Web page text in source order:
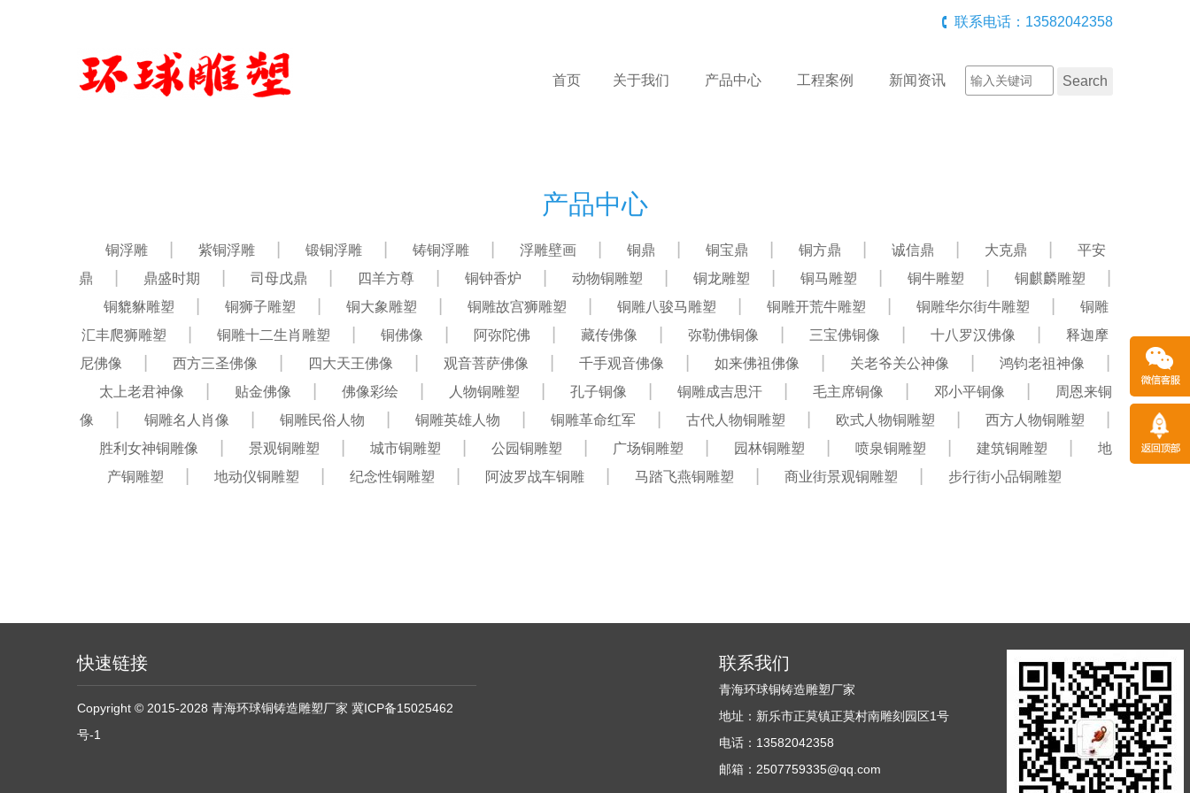
联系电话：13582042358
首页 关于我们 产品中心 工程案例 新闻资讯
产品中心
铜浮雕 紫铜浮雕 锻铜浮雕 铸铜浮雕 浮雕壁画 铜鼎 铜宝鼎 铜方鼎 诚信鼎 大克鼎
平安
鼎
鼎盛时期 司母戊鼎 四羊方尊 铜钟香炉 动物铜雕塑 铜龙雕塑 铜马雕塑 铜牛雕塑
铜麒麟雕塑
铜貔貅雕塑
铜狮子雕塑 铜大象雕塑 铜雕故宫狮雕塑 铜雕八骏马雕塑 铜雕开荒牛雕塑 铜雕华尔街牛雕塑
铜雕
汇丰爬狮雕塑
铜雕十二生肖雕塑 铜佛像 阿弥陀佛 藏传佛像 弥勒佛铜像 三宝佛铜像 十八罗汉佛像
释迦摩
尼佛像
西方三圣佛像 四大天王佛像 观音菩萨佛像 千手观音佛像 如来佛祖佛像 关老爷关公神像
鸿钧老祖神像
太上老君神像
贴金佛像 佛像彩绘 人物铜雕塑 孔子铜像 铜雕成吉思汗 毛主席铜像 邓小平铜像
周恩来铜
像
铜雕名人肖像 铜雕民俗人物 铜雕英雄人物 铜雕革命红军 古代人物铜雕塑 欧式人物铜雕塑
西方人物铜雕塑
胜利女神铜雕像
景观铜雕塑 城市铜雕塑 公园铜雕塑 广场铜雕塑 园林铜雕塑 喷泉铜雕塑 建筑铜雕塑
地
产铜雕塑
地动仪铜雕塑 纪念性铜雕塑 阿波罗战车铜雕 马踏飞燕铜雕塑 商业街景观铜雕塑 步行街小品铜雕塑
快速链接
Copyright © 2015-2028 青海环球铜铸造雕塑厂家 冀ICP备15025462
号-1
联系我们
青海环球铜铸造雕塑厂家
地址：新乐市正莫镇正莫村南雕刻园区1号
电话：13582042358
邮箱：2507759335@qq.com